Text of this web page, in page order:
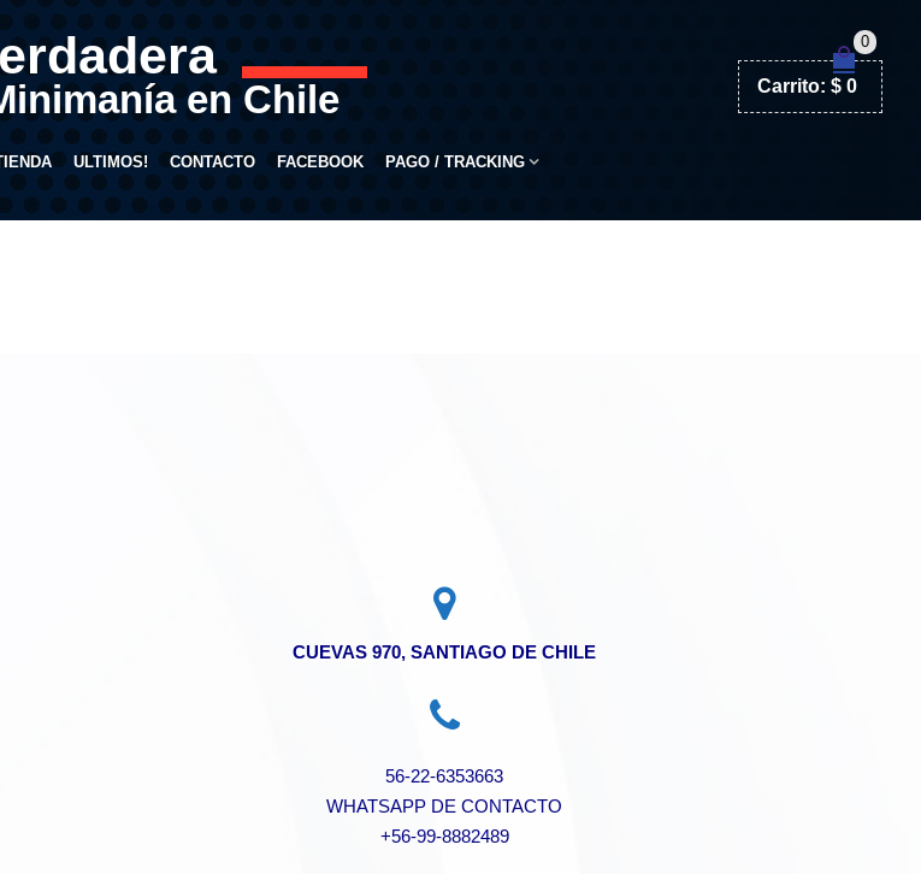
en Chile
0
Carrito: $0
ULTIMOS! CONTACTO FACEBOOK PAGO / TRACKING
CUEVAS 970, SANTIAGO DE CHILE
56-22-6353663
WHATSAPP DE CONTACTO
+56-99-8882489